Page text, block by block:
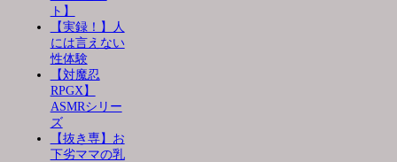
ト】
【実録！】人
には言えない
性体験
【対魔忍
RPGX】
ASMRシリー
ズ
【抜き専】お
下劣ママの乳